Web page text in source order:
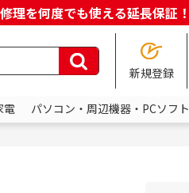
理を何度でも使える延長保証！
新規登録
電 パソコン・周辺機器・PCソフト